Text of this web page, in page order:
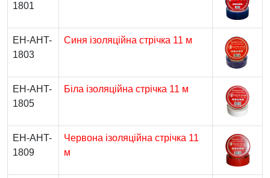
1801
EH-AHT-
1803
Синя ізоляційна стрічка 11 м
EH-AHT-
1805
Біла ізоляційна стрічка 11 м
EH-AHT-
1809
Червона ізоляційна стрічка 11
м